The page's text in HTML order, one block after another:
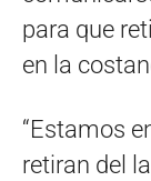
para que
en la
“Estamos
retiran del